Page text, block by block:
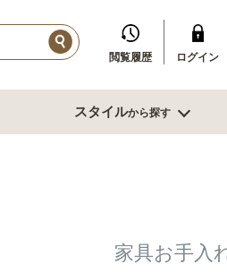
閲覧履歴 ログイン
スタイルから探す
家具お手入